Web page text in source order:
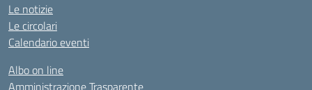
Le notizie
Le circolari
Calendario eventi
Albo on line
Amministrazione Trasparente